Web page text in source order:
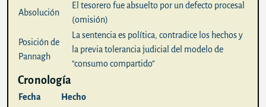
Absolución
El tesorero fue absuelto por un defecto procesal
(omisión)
Posición de
Pannagh
La sentencia es política, contradice los hechos y
la previa tolerancia judicial del modelo de
“consumo compartido”
Cronología
Fecha Hecho